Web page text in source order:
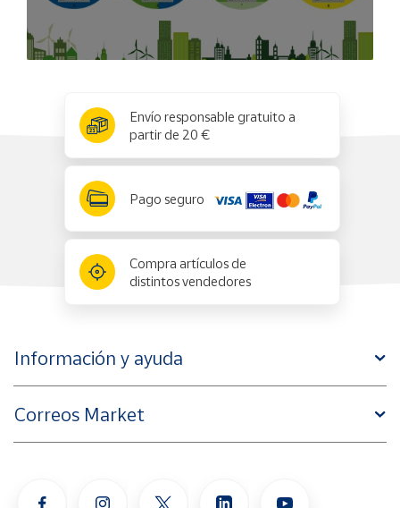
Envío responsable gratuito a
partir de 20 €
Pago seguro
Compra artículos de
distintos vendedores
Información y ayuda
Correos Market